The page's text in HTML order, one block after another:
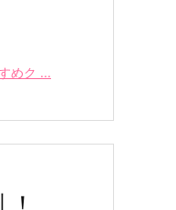
めク ...